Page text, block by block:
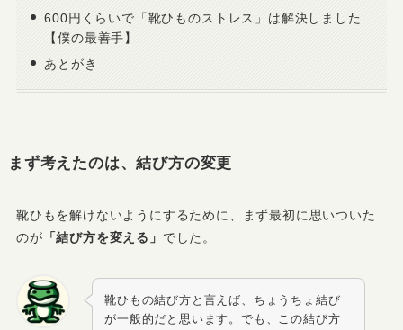
600円くらいで「靴ひものストレス」は解決しました
【僕の最善手】
あとがき
まず考えたのは、結び方の変更
靴ひもを解けないようにするために、まず最初に思いついた
のが 「結び方を変える」 でした。
靴ひもの結び方と言えば、ちょうちょ結び
が一般的だと思います。でも、この結び方